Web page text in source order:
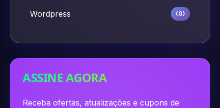
Wordpress (0)
ASSINE AGORA
Receba ofertas, atualizações e cupons de